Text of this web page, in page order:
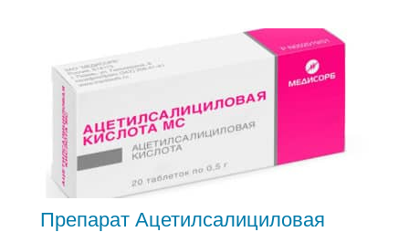
Препарат Ацетилсалициловая